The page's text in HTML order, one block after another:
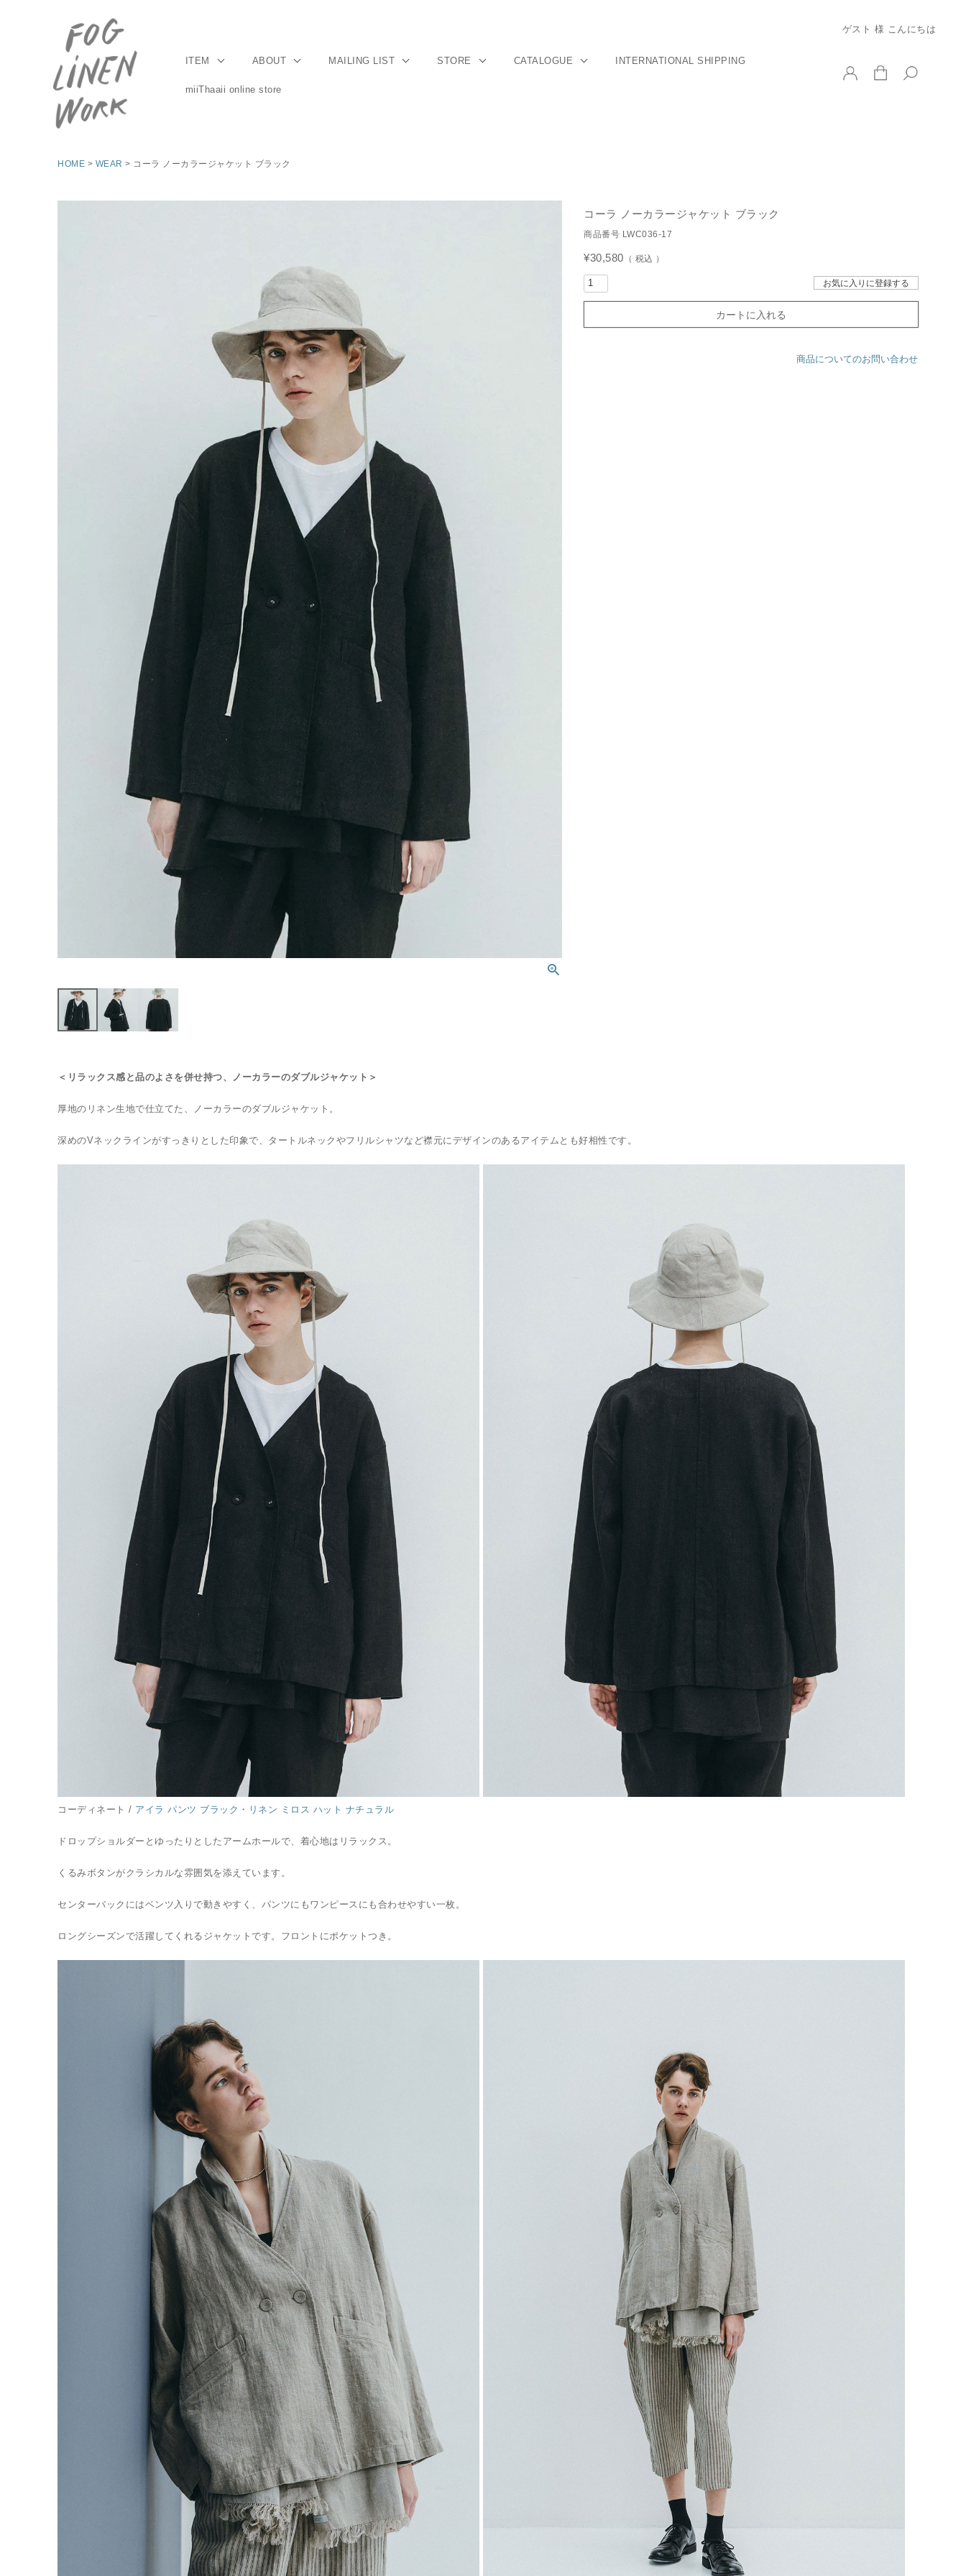
ITEM ABOUT MAILING LIST STORE CATALOGUE INTERNATIONAL SHIPPING
miiThaaii online store
ゲスト 様 こんにちは
HOME WEAR コーラ ノーカラージャケット ブラック
コーラ ノーカラージャケット ブラック
商品番号 LWC036-17
¥30,580 税込
お気に入りに登録する
カートに入れる
商品についてのお問い合わせ
＜リラックス感と品のよさを併せ持つ、ノーカラーのダブルジャケット＞
厚地のリネン生地で仕立てた、ノーカラーのダブルジャケット。
深めのVネックラインがすっきりとした印象で、タートルネックやフリルシャツなど襟元にデザインのあるアイテムとも好相性です。
コーディネート / アイラ パンツ ブラック ・ リネン ミロス ハット ナチュラル
ドロップショルダーとゆったりとしたアームホールで、着心地はリラックス。
くるみボタンがクラシカルな雰囲気を添えています。
センターバックにはベンツ入りで動きやすく、パンツにもワンピースにも合わせやすい一枚。
ロングシーズンで活躍してくれるジャケットです。フロントにポケットつき。